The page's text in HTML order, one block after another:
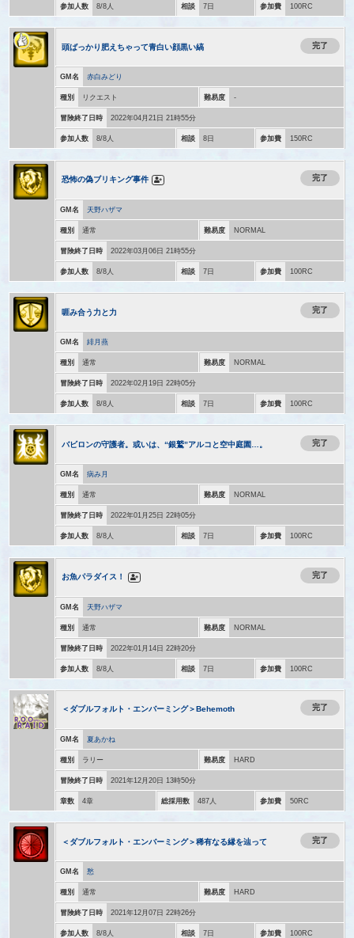
参加人数 8/8人 相談 7日 参加費 100RC
頭ばっかり肥えちゃって青白い顔黒い縞 完了
GM名 赤白みどり
種別 リクエスト 難易度 -
冒険終了日時 2022年04月21日 21時55分
参加人数 8/8人 相談 8日 参加費 150RC
恐怖の偽ブリキング事件 完了
GM名 天野ハザマ
種別 通常 難易度 NORMAL
冒険終了日時 2022年03月06日 21時55分
参加人数 8/8人 相談 7日 参加費 100RC
啀み合う力と力 完了
GM名 緋月燕
種別 通常 難易度 NORMAL
冒険終了日時 2022年02月19日 22時05分
参加人数 8/8人 相談 7日 参加費 100RC
バビロンの守護者。或いは、“銀鷲”アルコと空中庭園…。 完了
GM名 病み月
種別 通常 難易度 NORMAL
冒険終了日時 2022年01月25日 22時05分
参加人数 8/8人 相談 7日 参加費 100RC
お魚パラダイス！ 完了
GM名 天野ハザマ
種別 通常 難易度 NORMAL
冒険終了日時 2022年01月14日 22時20分
参加人数 8/8人 相談 7日 参加費 100RC
＜ダブルフォルト・エンバーミング＞Behemoth 完了
GM名 夏あかね
種別 ラリー 難易度 HARD
冒険終了日時 2021年12月20日 13時50分
章数 4章 総採用数 487人 参加費 50RC
＜ダブルフォルト・エンバーミング＞稀有なる縁を辿って 完了
GM名 愁
種別 通常 難易度 HARD
冒険終了日時 2021年12月07日 22時26分
参加人数 8/8人 相談 7日 参加費 100RC